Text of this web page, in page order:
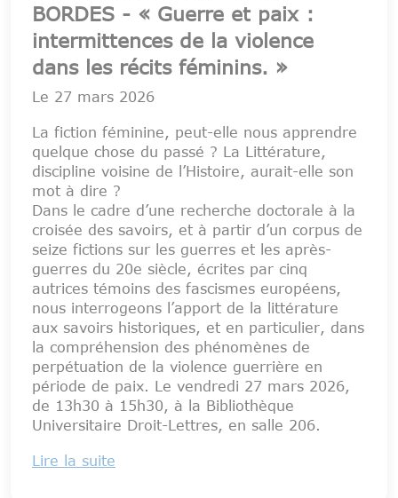
BORDES - « Guerre et paix :
intermittences de la violence
dans les récits féminins. »
Le 27 mars 2026
La fiction féminine, peut-elle nous apprendre
quelque chose du passé ? La Littérature,
discipline voisine de l’Histoire, aurait-elle son
mot à dire ?
Dans le cadre d’une recherche doctorale à la
croisée des savoirs, et à partir d’un corpus de
seize fictions sur les guerres et les après-
guerres du 20e siècle, écrites par cinq
autrices témoins des fascismes européens,
nous interrogeons l’apport de la littérature
aux savoirs historiques, et en particulier, dans
la compréhension des phénomènes de
perpétuation de la violence guerrière en
période de paix. Le vendredi 27 mars 2026,
de 13h30 à 15h30, à la Bibliothèque
Universitaire Droit-Lettres, en salle 206.
Lire la suite